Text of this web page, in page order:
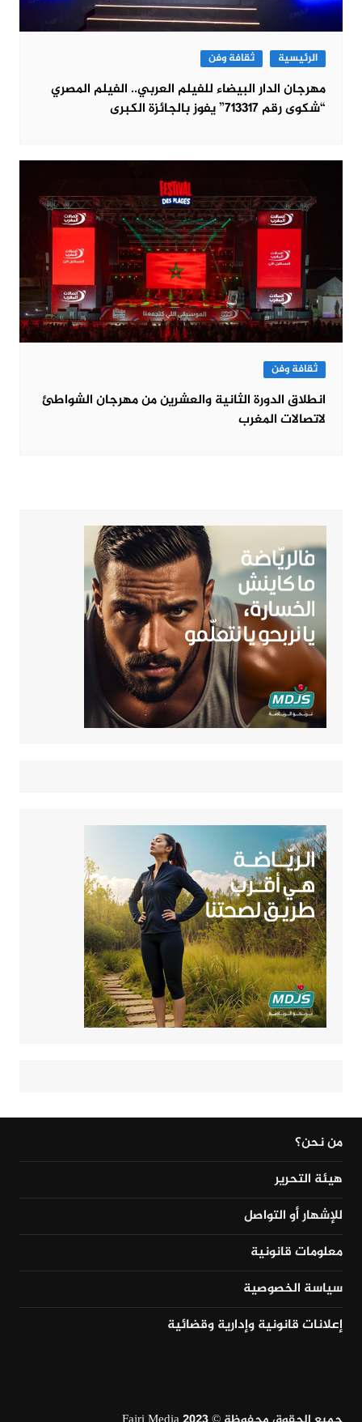
الرئيسية ثقافة وفن
مهرجان الدار البيضاء للفيلم العربي.. الفيلم المصري
“شكوى رقم 713317” يفوز بالجائزة الكبرى
ثقافة وفن
انطلاق الدورة الثانية والعشرين من مهرجان الشواطئ
لاتصالات المغرب
من نحن؟
هيئة التحرير
للإشهار أو التواصل
معلومات قانونية
سياسة الخصوصية
إعلانات قانونية وإدارية وقضائية